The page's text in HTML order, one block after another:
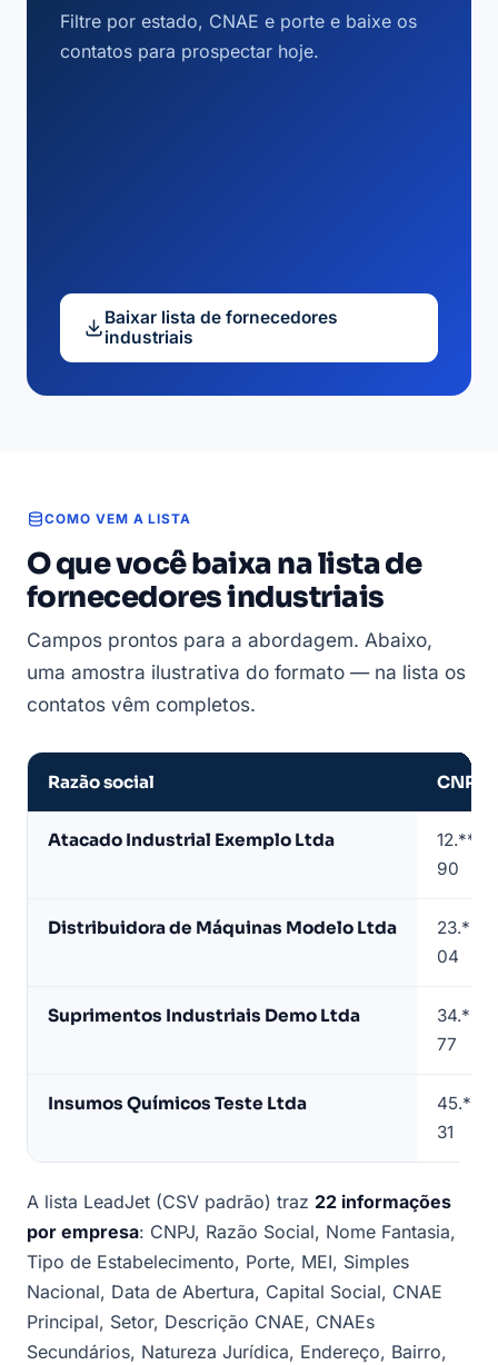
Filtre por estado, CNAE e porte e baixe os
contatos para prospectar hoje.
Baixar lista de fornecedores
industriais
COMO VEM A LISTA
O que você baixa na lista de
fornecedores industriais
Campos prontos para a abordagem. Abaixo,
uma amostra ilustrativa do formato — na lista os
contatos vêm completos.
fornecedores
Razão social CNPJ
Atacado Industrial Exemplo Ltda
90
Distribuidora de Máquinas Modelo Ltda
04
Suprimentos Industriais Demo Ltda
77
Insumos Químicos Teste Ltda
31
A lista LeadJet (CSV padrão) traz 22 informações
por empresa: CNPJ, Razão Social, Nome Fantasia,
Tipo de Estabelecimento, Porte, MEI, Simples
Nacional, Data de Abertura, Capital Social, CNAE
Principal, Setor, Descrição CNAE, CNAEs
Secundários, Natureza Jurídica, Endereço, Bairro,